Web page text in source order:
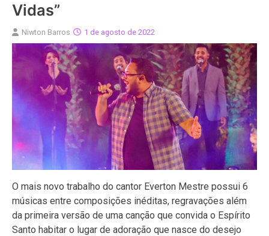
Vidas”
Niwton Barros 1 de agosto de 2022
O mais novo trabalho do cantor Everton Mestre possui 6
músicas entre composições inéditas, regravações além
da primeira versão de uma canção que convida o Espírito
Santo habitar o lugar de adoração que nasce do desejo